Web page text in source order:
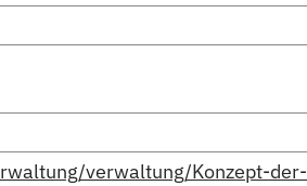
verwaltung/Konzept-der-